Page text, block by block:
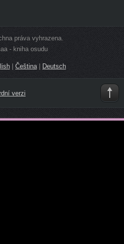
práva vyhrazena.
- kniha osudu
|Čeština | Deutsch
verzi